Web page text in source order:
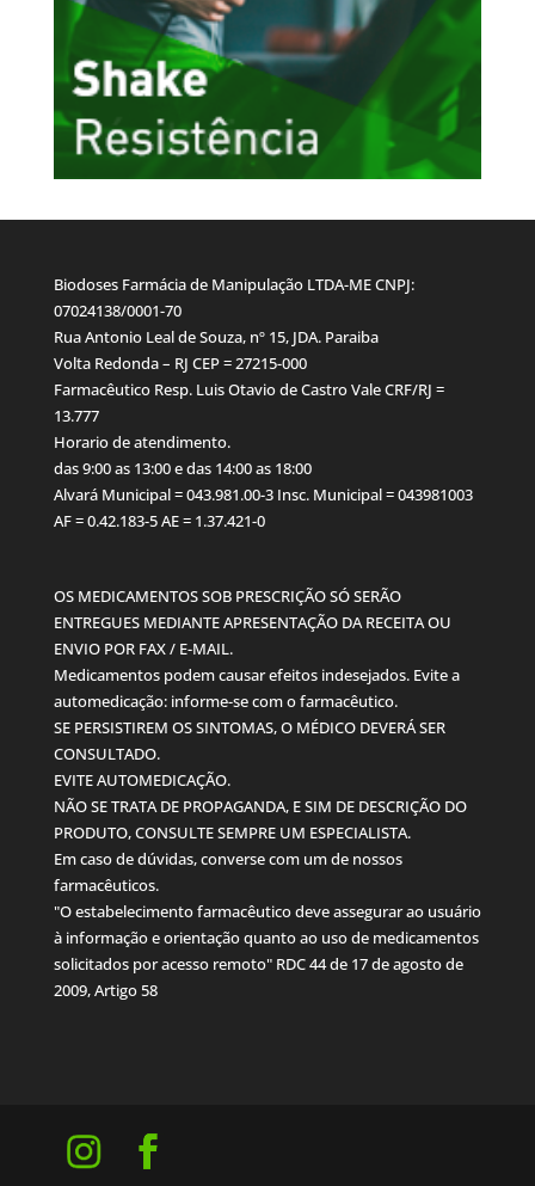
Biodoses Farmácia de Manipulação LTDA-ME CNPJ:
07024138/0001-70
Rua Antonio Leal de Souza, nº 15, JDA. Paraiba
Volta Redonda – RJ CEP = 27215-000
Farmacêutico Resp. Luis Otavio de Castro Vale CRF/RJ =
13.777
Horario de atendimento.
das 9:00 as 13:00 e das 14:00 as 18:00
Alvará Municipal = 043.981.00-3 Insc. Municipal = 043981003
AF = 0.42.183-5 AE = 1.37.421-0
OS MEDICAMENTOS SOB PRESCRIÇÃO SÓ SERÃO
ENTREGUES MEDIANTE APRESENTAÇÃO DA RECEITA OU
ENVIO POR FAX / E-MAIL.
Medicamentos podem causar efeitos indesejados. Evite a
automedicação: informe-se com o farmacêutico.
SE PERSISTIREM OS SINTOMAS, O MÉDICO DEVERÁ SER
CONSULTADO.
EVITE AUTOMEDICAÇÃO.
NÃO SE TRATA DE PROPAGANDA, E SIM DE DESCRIÇÃO DO
PRODUTO, CONSULTE SEMPRE UM ESPECIALISTA.
Em caso de dúvidas, converse com um de nossos
farmacêuticos.
"O estabelecimento farmacêutico deve assegurar ao usuário
à informação e orientação quanto ao uso de medicamentos
solicitados por acesso remoto" RDC 44 de 17 de agosto de
2009, Artigo 58